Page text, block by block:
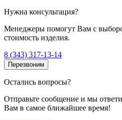
Нужна консультация?
Менеджеры помогут Вам с
стоимость изделия.
8 (343) 317-13-14
Перезвоним
Остались вопросы?
Отправьте сообщение и мы
Вам в самое ближайшее время!